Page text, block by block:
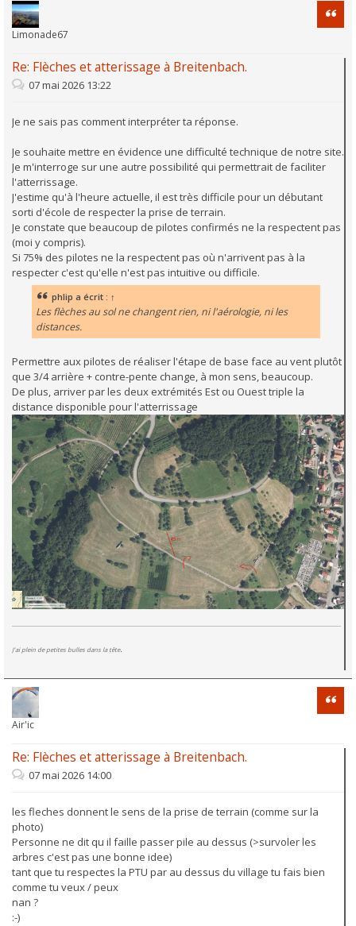
Limonade67
Re: Flèches et atterissage à Breitenbach.
07 mai 2026 13:22
Je ne sais pas comment interpréter ta réponse.
Je souhaite mettre en évidence une difficulté technique de notre site.
Je m'interroge sur une autre possibilité qui permettrait de faciliter
l'atterrissage.
J'estime qu'à l'heure actuelle, il est très difficile pour un débutant
sorti d'école de respecter la prise de terrain.
Je constate que beaucoup de pilotes confirmés ne la respectent pas
(moi y compris).
Si 75% des pilotes ne la respectent pas où n'arrivent pas à la
respecter c'est qu'elle n'est pas intuitive ou difficile.
phlip a écrit : ↑
Les flèches au sol ne changent rien, ni l'aérologie, ni les
distances.
Permettre aux pilotes de réaliser l'étape de base face au vent plutôt
que 3/4 arrière + contre-pente change, à mon sens, beaucoup.
De plus, arriver par les deux extrémités Est ou Ouest triple la
distance disponible pour l'atterrissage
J'ai plein de petites bulles dans la tête.
Air'ic
Re: Flèches et atterissage à Breitenbach.
07 mai 2026 14:00
les fleches donnent le sens de la prise de terrain (comme sur la
photo)
Personne ne dit qu il faille passer pile au dessus (>survoler les
arbres c'est pas une bonne idee)
tant que tu respectes la PTU par au dessus du village tu fais bien
comme tu veux / peux
nan ?
:-)